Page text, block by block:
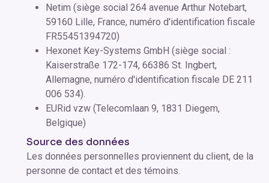
Netim (siège social 264 avenue Arthur Notebart,
59160 Lille, France, numéro d'identification fiscale
FR55451394720)
Hexonet Key-Systems GmbH (siège social :
Kaiserstraße 172-174, 66386 St. Ingbert,
Allemagne, numéro d'identification fiscale DE 211
006 534).
EURid vzw (Telecomlaan 9, 1831 Diegem,
Belgique)
Source des données
Les données personnelles proviennent du client, de la
personne de contact et des témoins.